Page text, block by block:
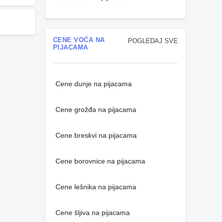
POGLEDAJ SVE
CENE VOĆA NA
PIJACAMA
Cene dunje na pijacama
Cene grožđa na pijacama
Cene breskvi na pijacama
Cene borovnice na pijacama
Cene lešnika na pijacama
Cene šljiva na pijacama